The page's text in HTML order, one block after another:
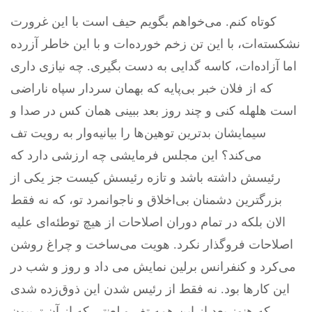
کوتاه کنم. می‌خواهم بگویم حیف است با این غرورت
نشکسته‌ات، با این تن زخم خورده‌ات و با این خاطر آزرده
اما آزاده‌ات، کاسه گدایی به دست بگیری. چه نیازی داری
که از فلان خبر بی‌پایه که بهمان سردار سپاه ناراضی
است هلهله کنی و چند روز بعد ببینی همان کس در صدا و
سیمایشان بدترین توهین‌ها را بیانیه‌وار به رویت تف
می‌کند؟ این مجلس فرمایشی چه ارزشی دارد که
رئیسش داشته باشد و تازه رئیسش کیست جز یکی از
بزرگترین دشمنان بی‌اخلاق و ناجوانمرد تو، که نه فقط
الان بلکه در تمام دوران اصلاحات از هیچ توطئه‌ای علیه
اصلاحات فروگذار نکرد. هویت می‌ساخت و چراغ روشن
می‌کرد و کنفرانس برلین نمایش می داد و روز و شب در
این کارها بود. نه فقط از رئیس شدن این ذوق‌زده شدی